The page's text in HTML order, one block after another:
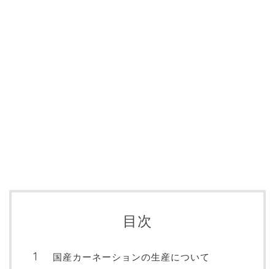
目次
国産カーネーションの生産について